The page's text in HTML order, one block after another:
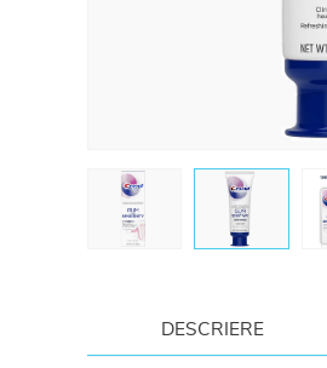
DESCRIERE